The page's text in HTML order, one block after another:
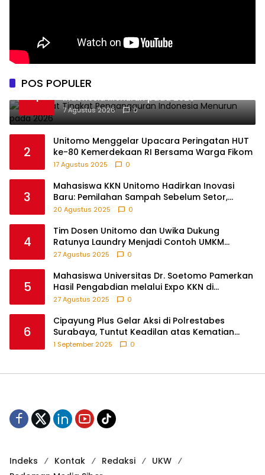
POS POPULER
1
BPS Catat Tingkat Pengangguran
Indonesia Menurun pada 2026
7 Agustus 2026 0
2
Unitomo Menggelar Upacara Peringatan HUT
ke-80 Kemerdekaan RI Bersama Warga Fikom
17 Agustus 2025 0
3
Mahasiswa KKN Unitomo Hadirkan Inovasi
Baru: Pemilahan Sampah Sebelum Setor,
Anak-anak Turut Partisipasi Lewat Game
20 Agustus 2025 0
4
Tim Dosen Unitomo dan Uwika Dukung
Ratunya Laundry Menjadi Contoh UMKM
Berbasis Teknologi
27 Agustus 2025 0
5
Mahasiswa Universitas Dr. Soetomo Pamerkan
Hasil Pengabdian melalui Expo KKN di
Krejengan, Probolinggo
27 Agustus 2025 0
6
Cipayung Plus Gelar Aksi di Polrestabes
Surabaya, Tuntut Keadilan atas Kematian
Pengemudi Ojek Online dan Tindakan Represif
1 September 2025 0
Indeks Kontak Redaksi
UKW